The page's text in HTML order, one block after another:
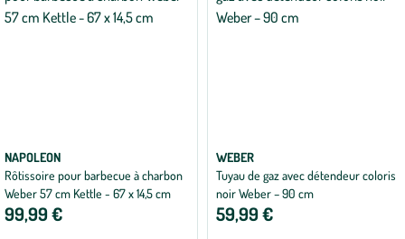
NAPOLEON
Rôtissoire pour barbecue à charbon
Weber 57 cm Kettle - 67 x 14,5 cm
99,99 €
WEBER
Tuyau de gaz avec détendeur coloris
noir Weber – 90 cm
59,99 €